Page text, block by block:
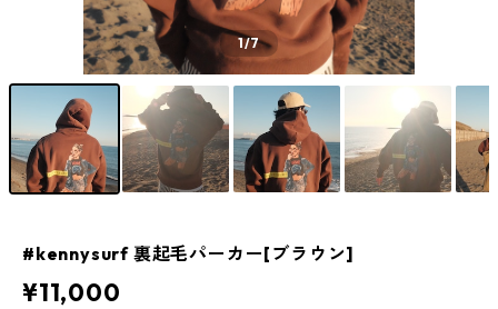
1/7
#kennysurf 裏起毛パーカー[ブラウン]
¥11,000